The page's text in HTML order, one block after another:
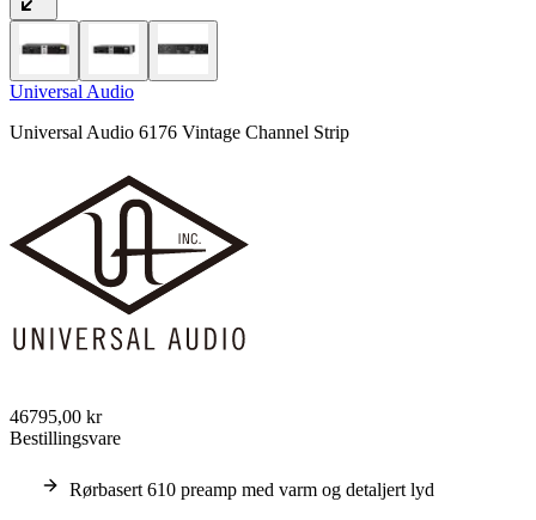
Universal Audio
Universal Audio 6176 Vintage Channel Strip
46795,00 kr
Bestillingsvare
Rørbasert 610 preamp med varm og detaljert lyd